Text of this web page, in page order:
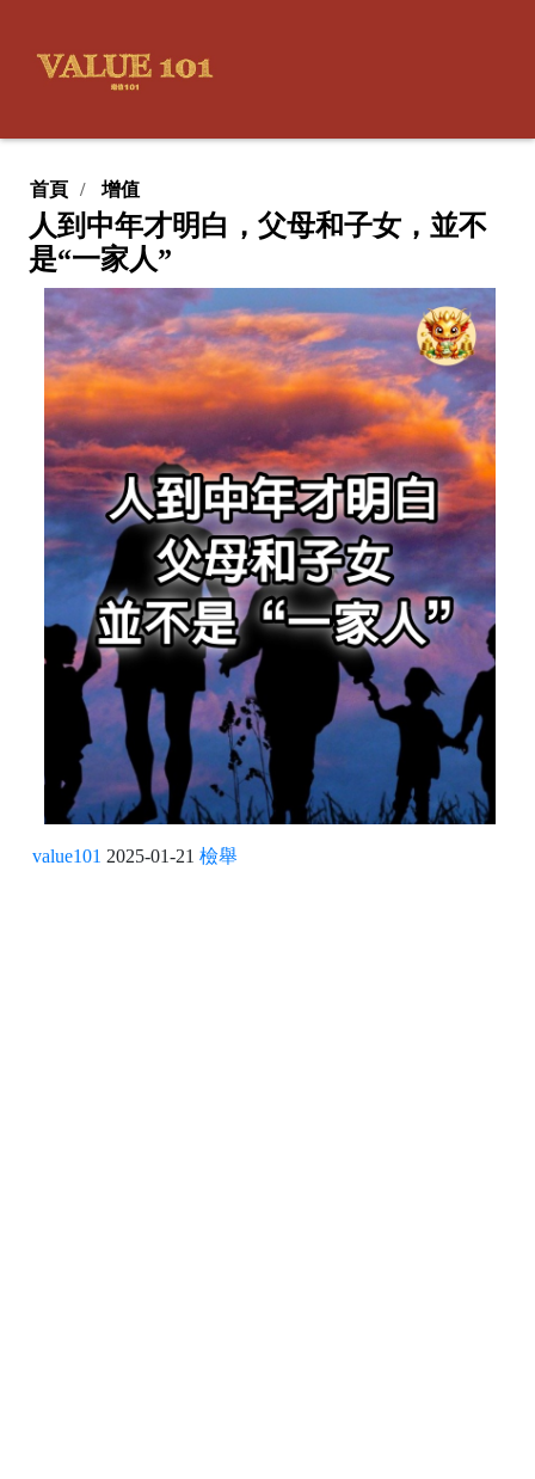
首頁 增值
人到中年才明白，父母和子女，並不
是“一家人”
value101 2025-01-21 檢舉